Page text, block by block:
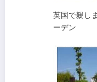
英国で親し
ーデン